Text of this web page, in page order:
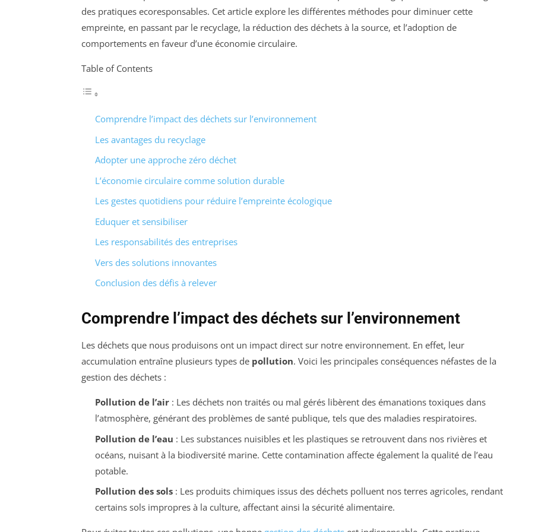
des pratiques ecoresponsables. Cet article explore les différentes méthodes pour diminuer cette
empreinte, en passant par le recyclage, la réduction des déchets à la source, et l’adoption de
comportements en faveur d’une économie circulaire.
Table of Contents
Comprendre l’impact des déchets sur l’environnement
Les avantages du recyclage
Adopter une approche zéro déchet
L’économie circulaire comme solution durable
Les gestes quotidiens pour réduire l’empreinte écologique
Eduquer et sensibiliser
Les responsabilités des entreprises
Vers des solutions innovantes
Conclusion des défis à relever
Comprendre l’impact des déchets sur l’environnement
Les déchets que nous produisons ont un impact direct sur notre environnement. En effet, leur
accumulation entraîne plusieurs types de pollution. Voici les principales conséquences néfastes de la
gestion des déchets :
Pollution de l’air: Les déchets non traités ou mal gérés libèrent des émanations toxiques dans
l’atmosphère, générant des problèmes de santé publique, tels que des maladies respiratoires.
Pollution de l’eau : Les substances nuisibles et les plastiques se retrouvent dans nos rivières et
océans, nuisant à la biodiversité marine. Cette contamination affecte également la qualité de l’eau
potable.
Pollution des sols: Les produits chimiques issus des déchets polluent nos terres agricoles, rendant
certains sols impropres à la culture, affectant ainsi la sécurité alimentaire.